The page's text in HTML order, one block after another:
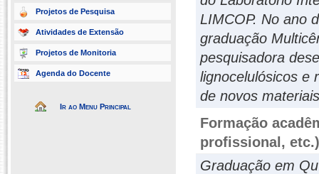
Projetos de Pesquisa
Atividades de Extensão
Projetos de Monitoria
Agenda do Docente
Ir ao Menu Principal
LIMCOP. No ano
graduação
pesquisadora
lignocelulósicos e
de novos
Formação
profissional, etc.)
Graduação em